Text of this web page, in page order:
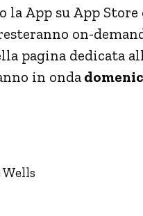
la App su App
on-
pagina dedicata
in onda
Wells